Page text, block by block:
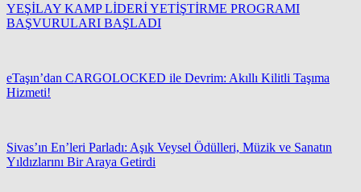
YEŞİLAY KAMP LİDERİ YETİŞTİRME PROGRAMI
BAŞVURULARI BAŞLADI
eTaşın’dan CARGOLOCKED ile Devrim: Akıllı Kilitli Taşıma
Hizmeti!
Sivas’ın En’leri Parladı: Aşık Veysel Ödülleri, Müzik ve Sanatın
Yıldızlarını Bir Araya Getirdi